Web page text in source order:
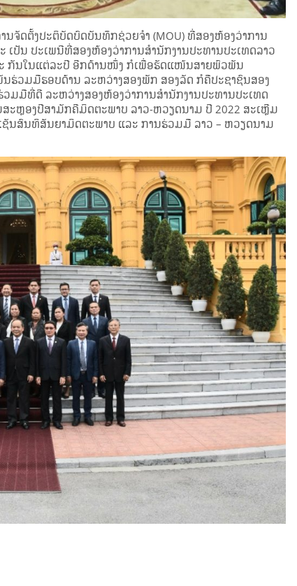
ຈັດຕັ້ງປະຕິບັດບົດບັນທຶກຊ່ວຍຈຳ (MOU) ທີ່ສອງຫ້ອງວ່າການ
ເປັນ ປະເພນີທີ່ສອງຫ້ອງວ່າການສຳນັກງານປະທານປະເທດລາວ
ກັນໃນແຕ່ລະປີ ອີກດ້ານໜຶ່ງ ກໍເພື່ອຮັດແໜ້ນສາຍພົວພັນ
ວມມືຮອບດ້ານ ລະຫວ່າງສອງພັກ ສອງລັດ ກໍຄືປະຊາຊົນສອງ
ມມືທີ່ດີ ລະຫວ່າງສອງຫ້ອງວ່າການສຳນັກງານປະທານປະເທດ
ະຫຼອງປີສາມັກຄີມິດຕະພາບ ລາວ-ຫວຽດນາມ ປີ 2022 ສະເຫຼີມ
ນສົນທິສັນຍາມິດຕະພາບ ແລະ ການຮ່ວມມື ລາວ – ຫວຽດນາມ